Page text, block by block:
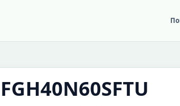
FGH40N60SFTU